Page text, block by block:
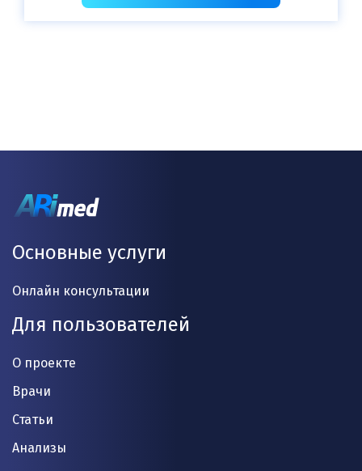
Основные услуги
Онлайн консультации
Для пользователей
О проекте
Врачи
Статьи
Анализы